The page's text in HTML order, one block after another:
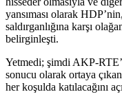
yansıması olarak
saldırganlığına karşı
belirginleşti.
Yetmedi; şimdi AKP-
sonucu olarak ortaya
her koşulda katılacağını